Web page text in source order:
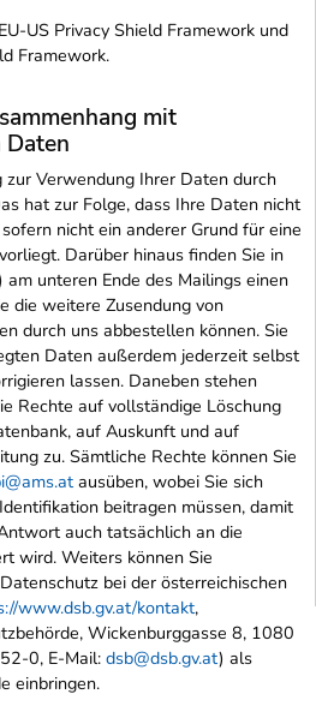
US Privacy Shield Framework und
Framework.
mit
Daten
zur Verwendung Ihrer Daten durch
hat zur Folge, dass Ihre Daten nicht
nicht ein anderer Grund für eine
Darüber hinaus finden Sie in
unteren Ende des Mailings einen
die weitere Zusendung von
durch uns abbestellen können. Sie
Daten außerdem jederzeit selbst
lassen. Daneben stehen
Rechte auf vollständige Löschung
auf Auskunft und auf
zu. Sämtliche Rechte können Sie
ausüben, wobei Sie sich
beitragen müssen, damit
auch tatsächlich an die
wird. Weiters können Sie
bei der österreichischen
www.dsb.gv.at/kontakt,
Wickenburggasse 8, 1080
0, E-Mail: dsb@dsb.gv.at) als
einbringen.